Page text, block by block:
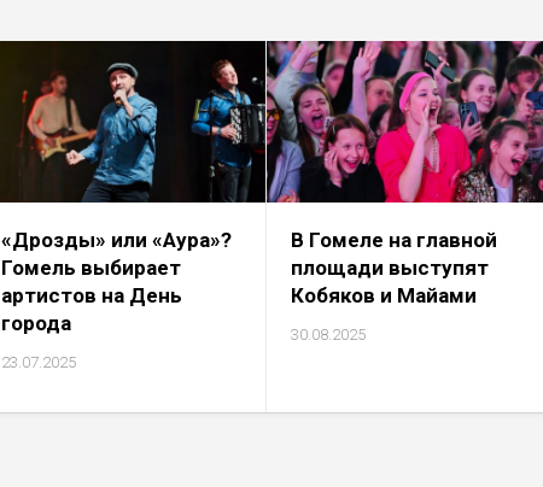
«Дрозды» или «Аура»?
Гомель выбирает
артистов на День
города
23.07.2025
В Гомеле на главной
площади выступят
Кобяков и Майами
30.08.2025